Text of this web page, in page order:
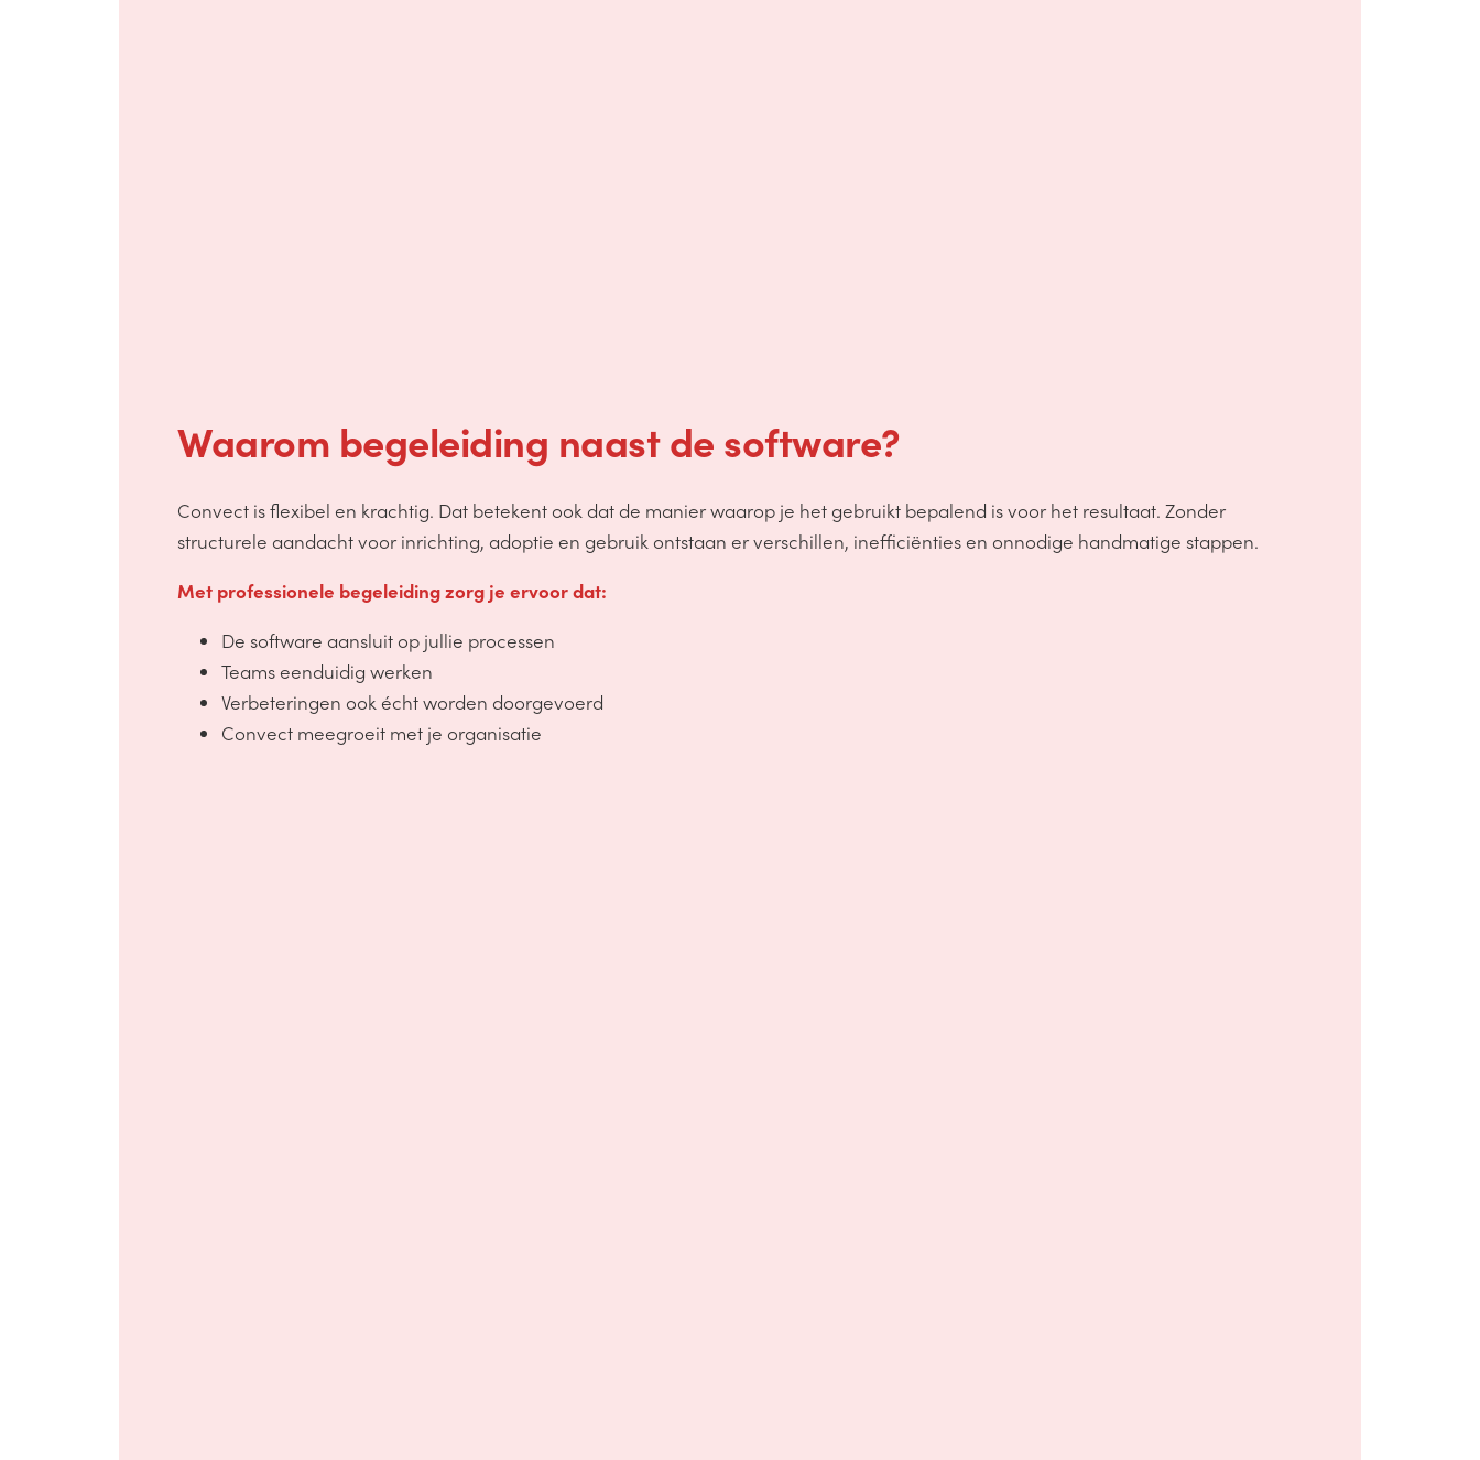
Waarom begeleiding naast de software?
Convect is flexibel en krachtig. Dat betekent ook dat de manier waarop je het gebruikt bepalend is voor het resultaat. Zonder
structurele aandacht voor inrichting, adoptie en gebruik ontstaan er verschillen, inefficiënties en onnodige handmatige stappen.
Met professionele begeleiding zorg je ervoor dat:
De software aansluit op jullie processen
Teams eenduidig werken
Verbeteringen ook écht worden doorgevoerd
Convect meegroeit met je organisatie